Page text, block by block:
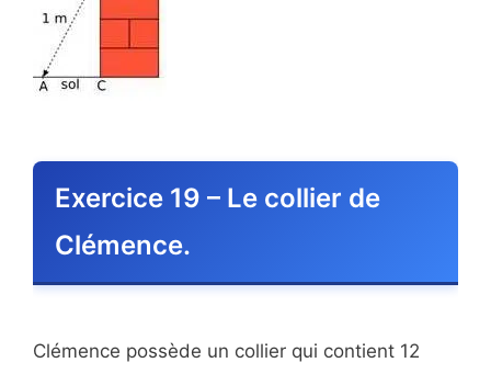
Exercice 19 – Le collier de
Clémence.
Clémence possède un collier qui contient 12